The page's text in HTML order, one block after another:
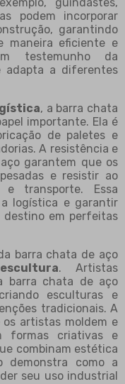
podem incorporar
garantindo
maneira eficiente e
testemunho da
adapta a diferentes
, a barra chata
importante. Ela é
de paletes e
A resistência e
garantem que os
e resistir ao
transporte. Essa
logística e garantir
destino em perfeitas
barra chata de aço
. Artistas
barra chata de aço
esculturas e
tradicionais. A
artistas moldem e
formas criativas e
combinam estética
demonstra como a
seu uso industrial